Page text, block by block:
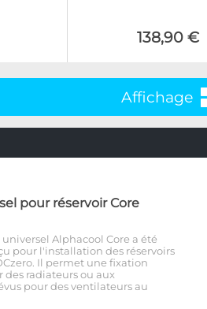
138,90 €
Affichage
pour réservoir Core
Alphacool Core a été
pour l'installation des réservoirs
Il permet une fixation
des radiateurs ou aux
pour des ventilateurs au